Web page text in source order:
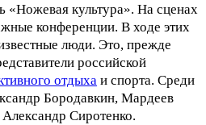
«Ножевая культура». На сценах
конференции. В ходе этих
люди. Это, прежде
российской
отдыха и спорта. Среди
Бородавкин, Мардеев
Сиротенко.